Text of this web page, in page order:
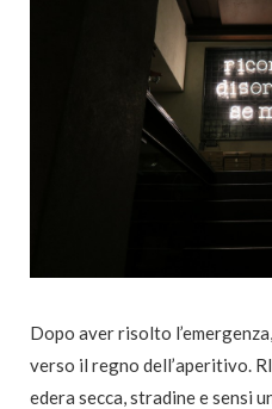
Dopo aver risolto
verso il regno dell’aperitivo.
edera secca, stradine e sensi